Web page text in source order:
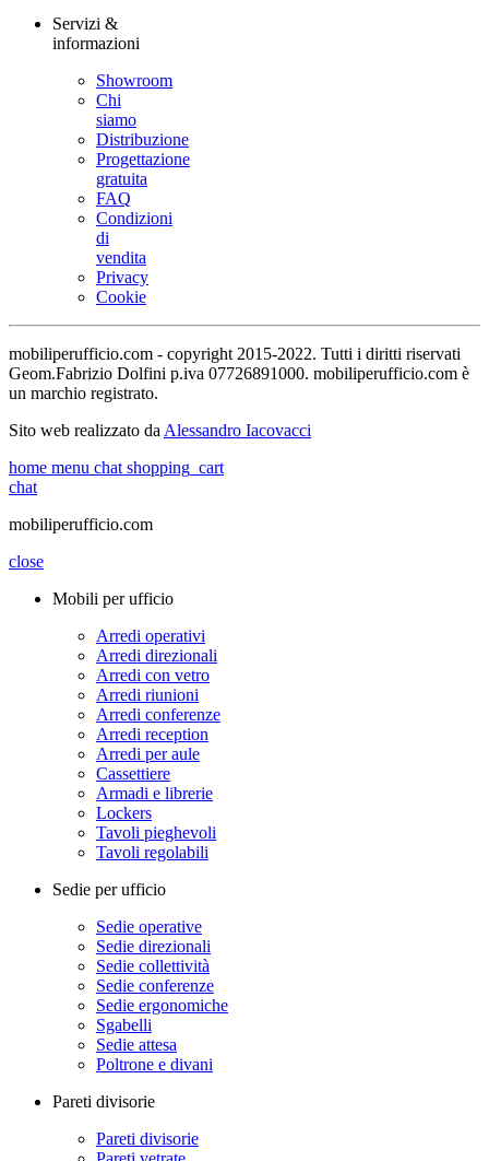
Servizi &
informazioni
Showroom
Chi
siamo
Distribuzione
Progettazione
gratuita
FAQ
Condizioni
di
vendita
Privacy
Cookie
mobiliperufficio.com - copyright 2015-2022. Tutti i diritti riservati
Geom.Fabrizio Dolfini p.iva 07726891000. mobiliperufficio.com è
un marchio registrato.
Sito web realizzato da Alessandro Iacovacci
home menu chat shopping_cart
chat
mobiliperufficio.com
close
Mobili per ufficio
Arredi operativi
Arredi direzionali
Arredi con vetro
Arredi riunioni
Arredi conferenze
Arredi reception
Arredi per aule
Cassettiere
Armadi e librerie
Lockers
Tavoli pieghevoli
Tavoli regolabili
Sedie per ufficio
Sedie operative
Sedie direzionali
Sedie collettività
Sedie conferenze
Sedie ergonomiche
Sgabelli
Sedie attesa
Poltrone e divani
Pareti divisorie
Pareti divisorie